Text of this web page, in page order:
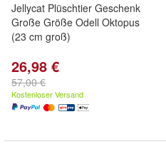
Jellycat Plüschtier Geschenk
Große Größe Odell Oktopus
(23 cm groß)
26,98 €
57,00 €
Kostenloser Versand